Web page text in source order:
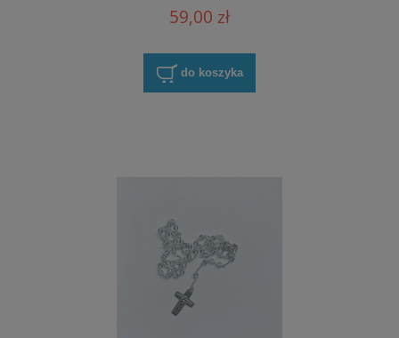
59,00 zł
do koszyka